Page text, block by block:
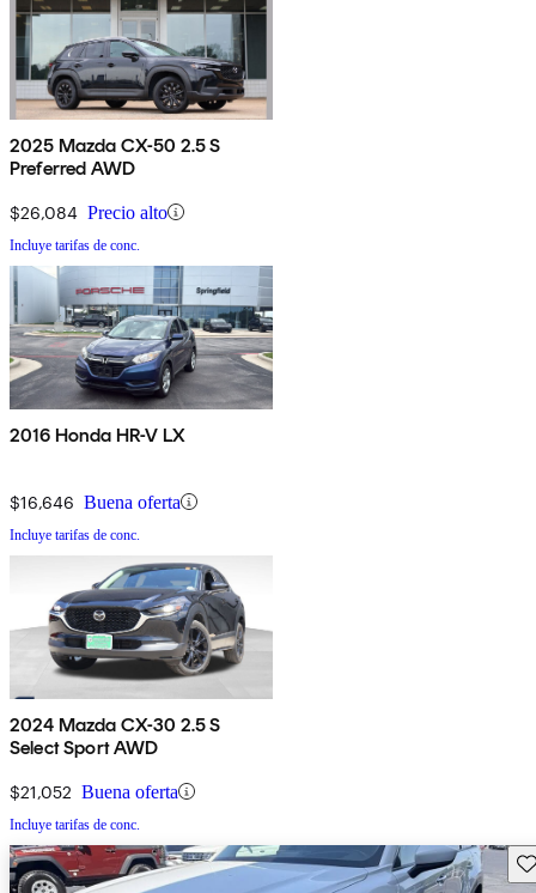
2025 Mazda CX-50 2.5 S
Preferred AWD
$26,084 Precio alto
Incluye tarifas de conc.
2016 Honda HR-V LX
$16,646 Buena oferta
Incluye tarifas de conc.
2024 Mazda CX-30 2.5 S
Select Sport AWD
$21,052 Buena oferta
Incluye tarifas de conc.